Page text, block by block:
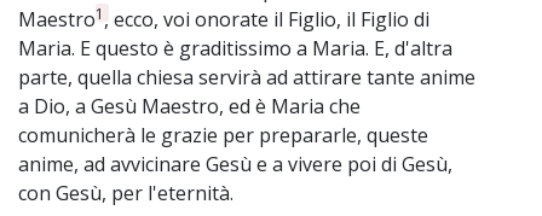
Maestro1 , ecco, voi onorate il Figlio, il Figlio di
Maria. E questo è graditissimo a Maria. E, d'altra
parte, quella chiesa servirà ad attirare tante anime
a Dio, a Gesù Maestro, ed è Maria che
comunicherà le grazie per prepararle, queste
anime, ad avvicinare Gesù e a vivere poi di Gesù,
con Gesù, per l'eternità.